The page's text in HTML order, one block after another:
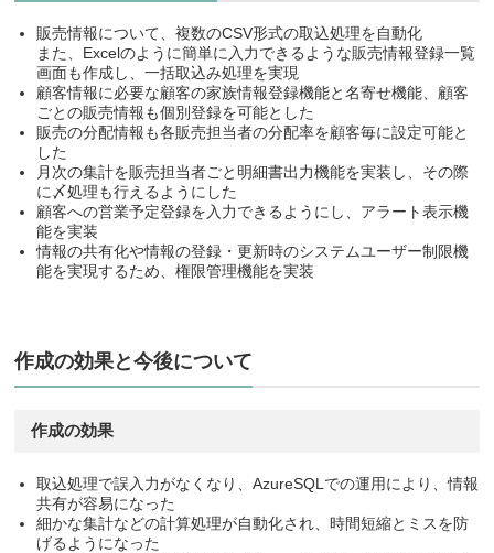
販売情報について、複数のCSV形式の取込処理を自動化
また、Excelのように簡単に入力できるような販売情報登録一覧
画面も作成し、一括取込み処理を実現
顧客情報に必要な顧客の家族情報登録機能と名寄せ機能、顧客
ごとの販売情報も個別登録を可能とした
販売の分配情報も各販売担当者の分配率を顧客毎に設定可能と
した
月次の集計を販売担当者ごと明細書出力機能を実装し、その際
に〆処理も行えるようにした
顧客への営業予定登録を入力できるようにし、アラート表示機
能を実装
情報の共有化や情報の登録・更新時のシステムユーザー制限機
能を実現するため、権限管理機能を実装
作成の効果と今後について
作成の効果
取込処理で誤入力がなくなり、AzureSQLでの運用により、情報
共有が容易になった
細かな集計などの計算処理が自動化され、時間短縮とミスを防
げるようになった